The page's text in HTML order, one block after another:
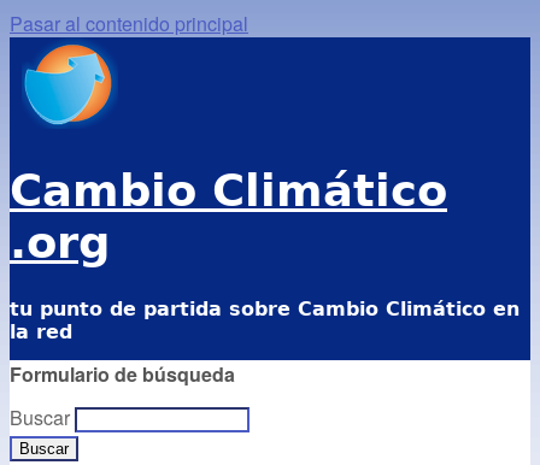
Pasar al contenido principal
Cambio Climático
.org
tu punto de partida sobre Cambio Climático en
la red
Formulario de búsqueda
Buscar